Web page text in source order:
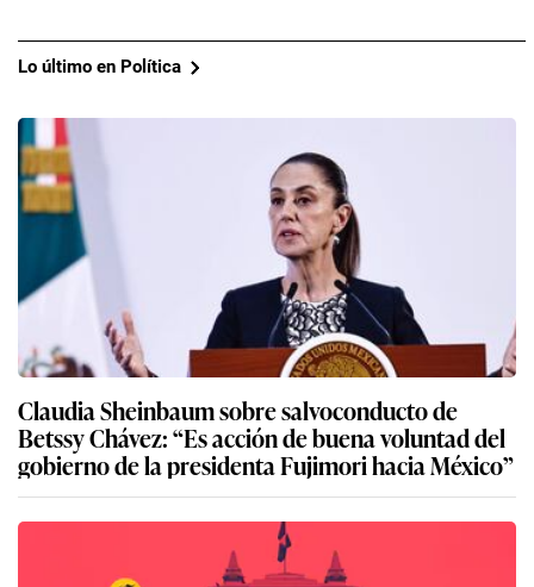
Lo último en Política
Claudia Sheinbaum sobre salvoconducto de
Betssy Chávez: “Es acción de buena voluntad del
gobierno de la presidenta Fujimori hacia México”